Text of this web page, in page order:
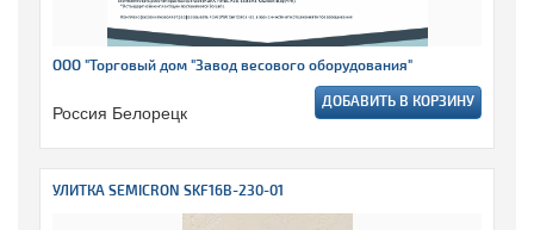
ООО "Торговый дом "Завод весового оборудования"
Россия Белорецк ДОБАВИТЬ В КОРЗИНУ
УЛИТКА SEMICRON SKF16B-230-01